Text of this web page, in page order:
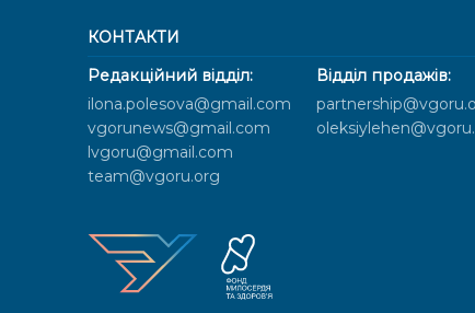
КОНТАКТИ
Редакційний відділ:
ilona.polesova@gmail.com
vgorunews@gmail.com
lvgoru@gmail.com
team@vgoru.org
Відділ продажів: